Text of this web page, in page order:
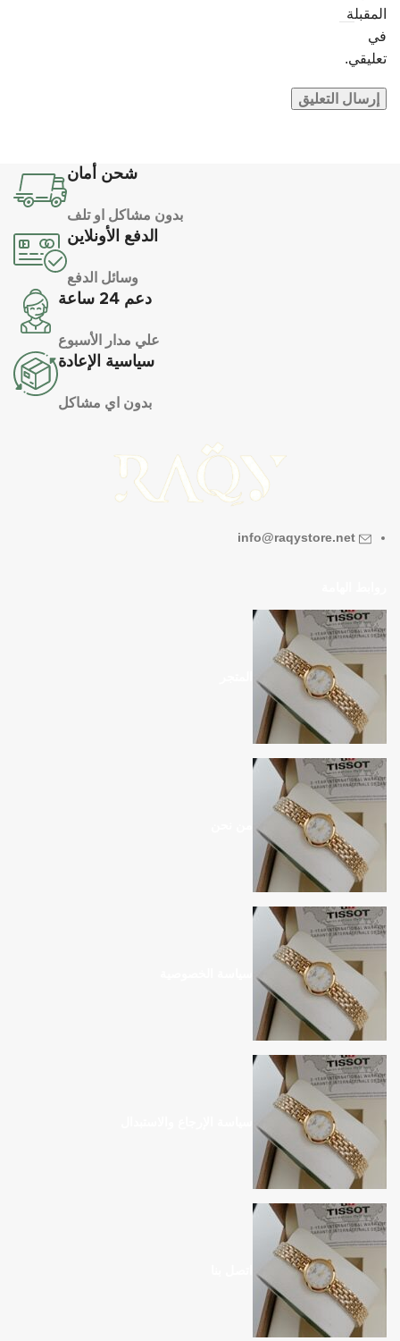
المقبلة
في
تعليقي.
شحن أمان
بدون مشاكل او تلف
الدفع الأونلاين
وسائل الدفع
دعم 24 ساعة
علي مدار الأسبوع
سياسية الإعادة
بدون اي مشاكل
info@raqystore.net